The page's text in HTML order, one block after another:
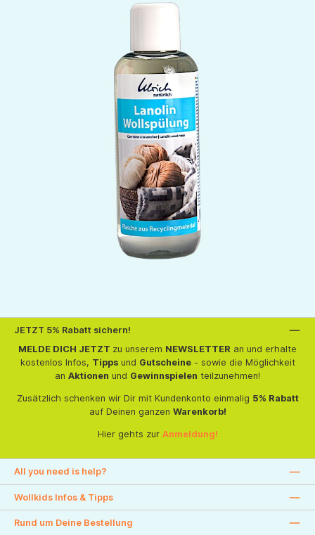
JETZT 5% Rabatt sichern!
MELDE DICH JETZT zu unserem NEWSLETTER an und erhalte
kostenlos Infos, Tippsund Gutscheine- sowie die Möglichkeit
an Aktionen und Gewinnspielen teilzunehmen!
Zusätzlich schenken wir Dir mit Kundenkonto einmalig 5% Rabatt
auf Deinen ganzen Warenkorb!
Hier gehts zur Anmeldung!
All you need is help?
Wollkids Infos & Tipps
Rund um Deine Bestellung